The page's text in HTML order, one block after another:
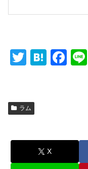
T
er
H
F
o
ラム
X